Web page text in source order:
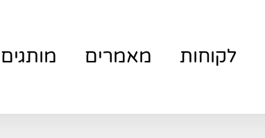
לקוחות מאמרים מותגים